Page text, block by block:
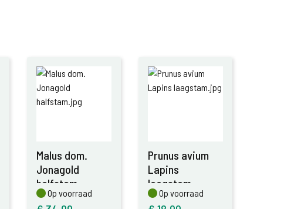
Malus dom.
Jonagold
halfstam
Op voorraad
Op voorraad
Prunus avium
Lapins
laagstam
Op voorraad
Op voorraad